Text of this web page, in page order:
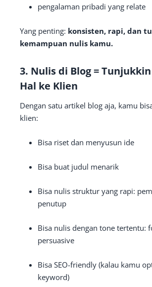
pengalaman pribadi yang relate
Yang penting: konsisten, rapi, dan
kemampuan nulis kamu.
3. Nulis di Blog =
Hal ke Klien
Dengan satu artikel blog aja, kamu
klien:
Bisa riset dan menyusun ide
Bisa buat judul menarik
Bisa nulis struktur yang rapi:
penutup
Bisa nulis dengan tone tertentu:
persuasive
Bisa SEO-friendly (kalau kamu
keyword)